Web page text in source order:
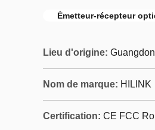
Émetteur-récepteur
Lieu d'origine:
Nom de marque: HILINK
Certification: CE FCC